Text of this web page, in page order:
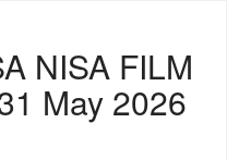
NISA FILM
May 2026